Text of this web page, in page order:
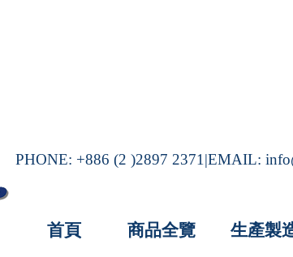
PHONE: +886 (2 )2897 2371|EMAIL:
首頁 商品全覽 生產製